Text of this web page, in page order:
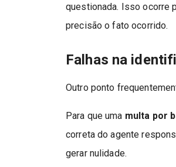
questionada. Isso ocorre
precisão o fato ocorrido.
Falhas na
Outro ponto
Para que uma multa por
correta do agente
gerar nulidade.